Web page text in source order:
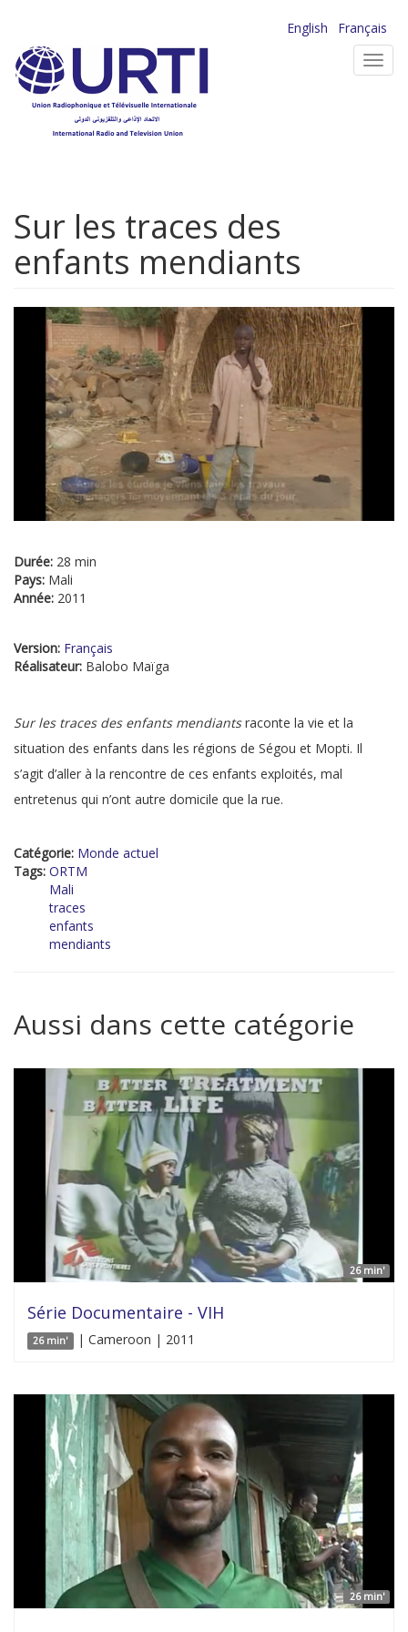
contenu
principal
English
Français
Sur les traces des
enfants mendiants
Durée: 28 min
Pays: Mali
Année: 2011
Version: Français
Réalisateur: Balobo Maïga
Sur les traces des enfants mendiantsraconte la vie et la
situation des enfants dans les régions de Ségou et Mopti. Il
s’agit d’aller à la rencontre de ces enfants exploités, mal
entretenus qui n’ont autre domicile que la rue.
Catégorie: Monde actuel
Tags: ORTM
Mali
traces
enfants
mendiants
Aussi dans cette catégorie
26 min'
Série Documentaire - VIH
26 min' | Cameroon | 2011
26 min'